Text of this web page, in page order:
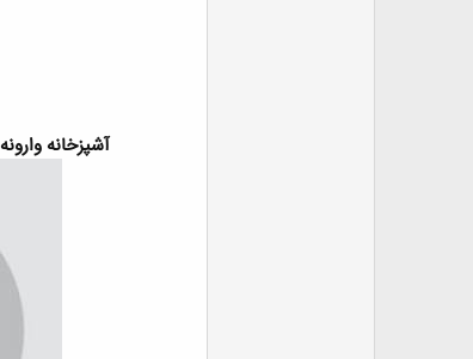
آشپزخانهوارونه